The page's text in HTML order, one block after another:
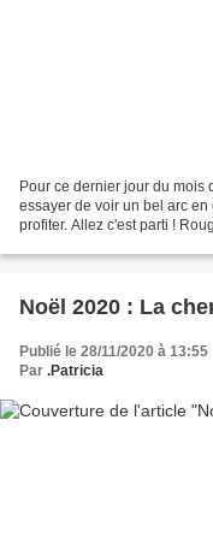
Pour ce dernier jour du mois
essayer de voir un bel arc
profiter. Allez c'est parti !
Noël 2020 : La
Publié le 28/11/2020 à 13:55
Par .Patricia